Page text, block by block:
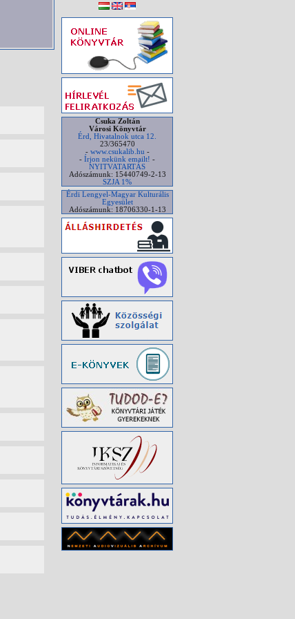
Csuka Zoltán
Városi Könyvtár
Érd, Hivatalnok utca 12.
23/365470
- www.csukalib.hu -
- Írjon nekünk emailt! -
NYITVATARTÁS
Adószámunk: 15440749-2-13
SZJA 1%
Érdi Lengyel-Magyar Kulturális
Egyesület
Adószámunk: 18706330-1-13